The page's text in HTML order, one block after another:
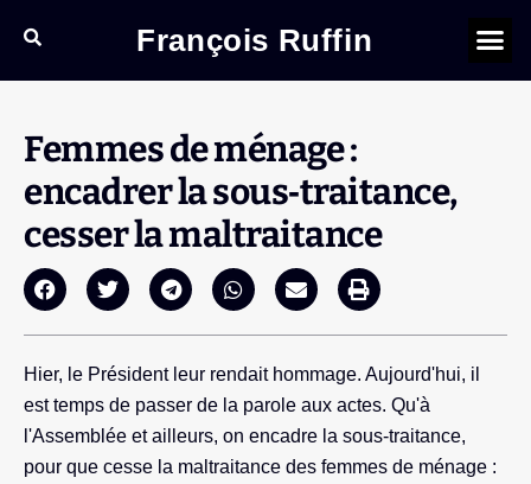
François Ruffin
Femmes de ménage :
encadrer la sous‑traitance,
cesser la maltraitance
Hier, le Président leur rendait hommage. Aujourd'hui, il
est temps de passer de la parole aux actes. Qu'à
l'Assemblée et ailleurs, on encadre la sous-traitance,
pour que cesse la maltraitance des femmes de ménage :